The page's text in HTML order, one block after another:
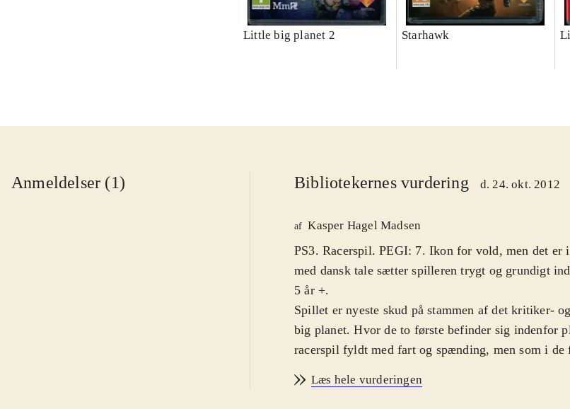
Little big planet 2 Starhawk
Anmeldelser (1) Bibliotekernes vurdering d. 24. okt. 2012
af Kasper Hagel Madsen
PS3. Racerspil. PEGI: 7. Ikon for vold, men det
med dansk tale sætter spilleren trygt og grundigt
5 år +.
Spillet er nyeste skud på stammen af det kritiker-
big planet. Hvor de to første befinder sig indenfor
racerspil fyldt med fart og spænding, men som i de
og humor. En stor del af spillet går ud på, at man
Læs hele vurderingen